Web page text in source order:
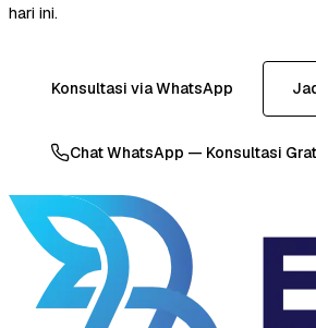
hari ini.
Konsultasi via WhatsApp
Chat WhatsApp — Konsultasi